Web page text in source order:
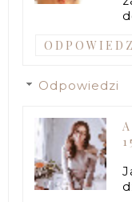
ODPOWIEDZ
Odpowiedzi